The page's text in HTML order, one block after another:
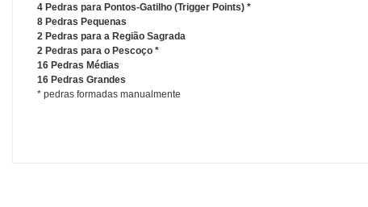
4 Pedras para Pontos-Gatilho (Trigger Points) *
8 Pedras Pequenas
2 Pedras para a Região Sagrada
2 Pedras para o Pescoço *
16 Pedras Médias
16 Pedras Grandes
* pedras formadas manualmente